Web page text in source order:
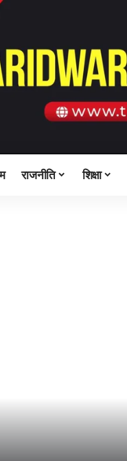
राजनीति शिक्षा